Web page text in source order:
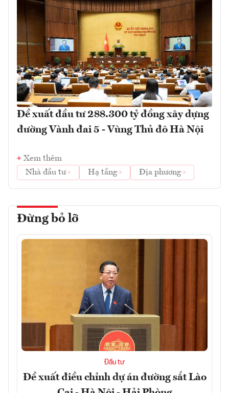
Đề xuất đầu tư 288.300 tỷ đồng xây dựng
đường Vành đai 5 - Vùng Thủ đô Hà Nội
Xem thêm
Nhà đầu tư
Hạ tầng Địa phương
Đừng bỏ lỡ
Đầu tư
Đề xuất điều chỉnh dự án đường sắt Lào